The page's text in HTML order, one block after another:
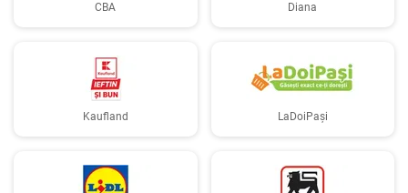
CBA Diana
Kaufland LaDoiPași